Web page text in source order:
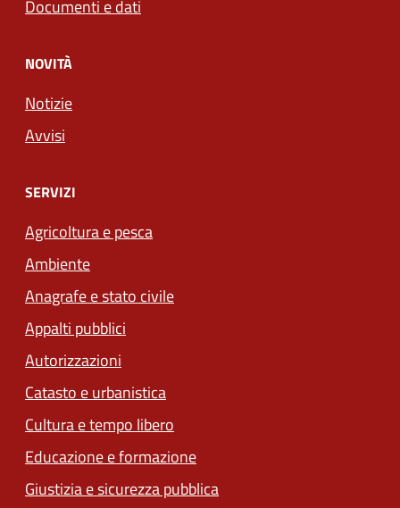
Documenti e dati
NOVITÀ
Notizie
Avvisi
SERVIZI
Agricoltura e pesca
Ambiente
Anagrafe e stato civile
Appalti pubblici
Autorizzazioni
Catasto e urbanistica
Cultura e tempo libero
Educazione e formazione
Giustizia e sicurezza pubblica